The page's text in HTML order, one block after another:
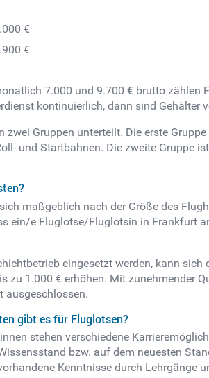
€
€
7.000 und 9.700 € brutto
kontinuierlich, dann sind Gehälter
Gruppen unterteilt. Die erste
und Startbahnen. Die zweite Gruppe
maßgeblich nach der Größe des
ein/e Fluglotse/Fluglotsin in Frankfurt
eingesetzt werden, kann
zu 1.000 € erhöhen. Mit zunehmender
ausgeschlossen.
gibt es für Fluglotsen?
stehen verschiedene
bzw. auf dem neuesten
Kenntnisse durch Lehrgänge